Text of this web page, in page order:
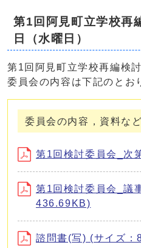
第1回阿見町立学校
日（水曜日）
第1回阿見町立学校再編検
委員会の内容は下記のとお
委員会の内容，資料など
第1回検討委員会_次
第1回検討委員会_議
436.69KB)
諮問書(写) (サイズ：